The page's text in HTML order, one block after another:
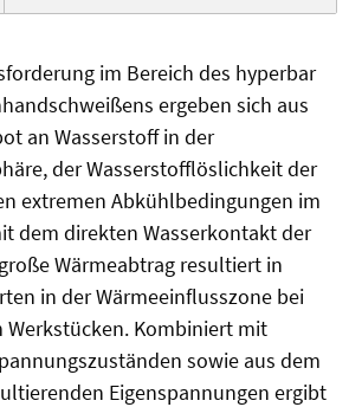
im Bereich des hyperbar
ergeben sich aus
an Wasserstoff in der
der Wasserstofflöslichkeit der
extremen Abkühlbedingungen im
dem direkten Wasserkontakt der
Wärmeabtrag resultiert in
in der Wärmeeinflusszone bei
Werkstücken. Kombiniert mit
sowie aus dem
Eigenspannungen ergibt